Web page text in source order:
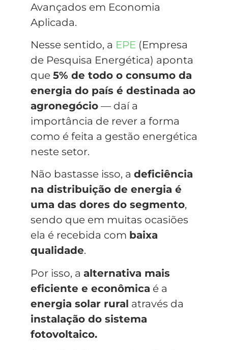
Avançados em Economia
Aplicada.
Nesse sentido, a EPE (Empresa
de Pesquisa Energética) aponta
que 5% de todo o consumo da
energia do país é destinada ao
agronegócio — daí a
importância de rever a forma
como é feita a gestão energética
neste setor.
Não bastasse isso, a deficiência
na distribuição de energia é
uma das dores do segmento,
sendo que em muitas ocasiões
ela é recebida com baixa
qualidade.
Por isso, a alternativa mais
eficiente e econômica é a
energia solar rural através da
instalação do sistema
fotovoltaico.